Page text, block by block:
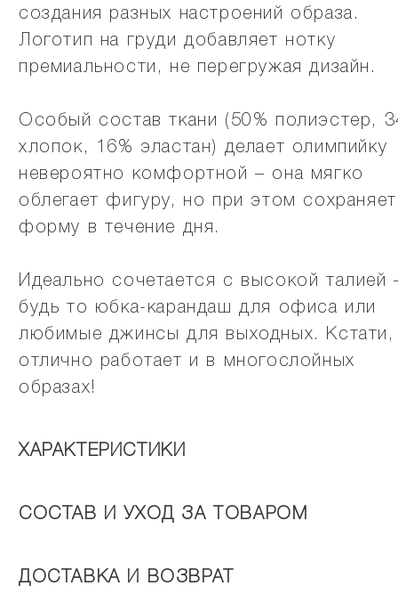
создания разных настроений образа.
Логотип на груди добавляет нотку
премиальности, не перегружая дизайн.
Особый состав ткани (50% полиэстер,
хлопок, 16% эластан) делает олимпийку
невероятно комфортной – она мягко
облегает фигуру, но при этом сохраняет
форму в течение дня.
Идеально сочетается с высокой талией
будь то юбка-карандаш для офиса или
любимые джинсы для выходных. Кстати,
отлично работает и в многослойных
образах!
ХАРАКТЕРИСТИКИ
СОСТАВ И УХОД ЗА ТОВАРОМ
ДОСТАВКА И ВОЗВРАТ